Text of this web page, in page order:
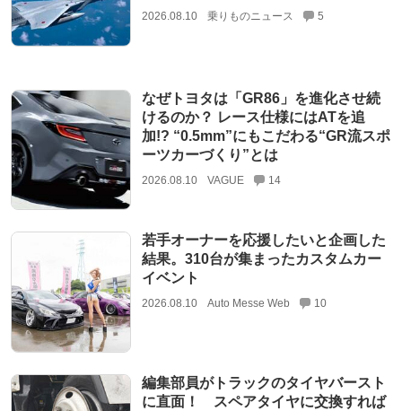
2026.08.10 乗りものニュース 5
なぜトヨタは「GR86」を進化させ続
けるのか？ レース仕様にはATを追
加!? “0.5mm”にもこだわる“GR流スポ
ーツカーづくり”とは
2026.08.10 VAGUE 14
若手オーナーを応援したいと企画した
結果。310台が集まったカスタムカー
イベント
2026.08.10 Auto Messe Web 10
編集部員がトラックのタイヤバースト
に直面！ スペアタイヤに交換すれば